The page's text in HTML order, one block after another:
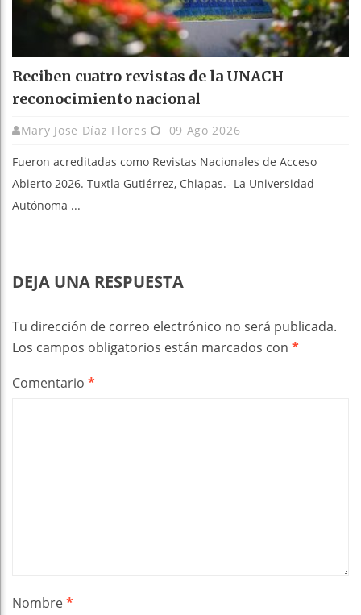
Reciben cuatro revistas de la UNACH
reconocimiento nacional
Mary Jose Díaz Flores 09 Ago 2026
Fueron acreditadas como Revistas Nacionales de Acceso
Abierto 2026. Tuxtla Gutiérrez, Chiapas.- La Universidad
Autónoma ...
DEJA UNA RESPUESTA
Tu dirección de correo electrónico no será publicada.
Los campos obligatorios están marcados con *
Comentario *
Nombre*